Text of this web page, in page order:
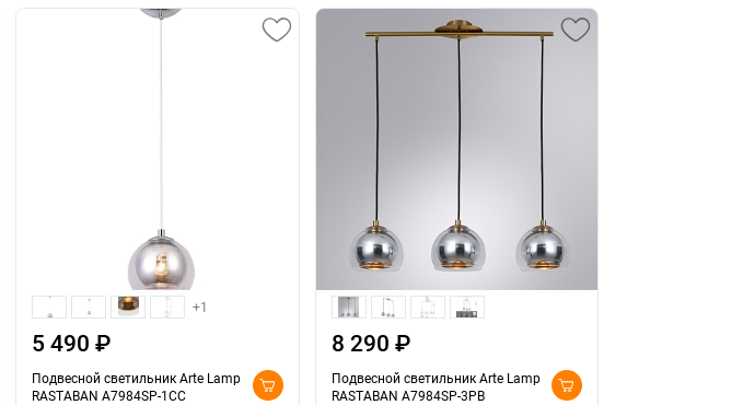
+1
5 490 ₽
Подвесной светильник Arte Lamp
RASTABAN A7984SP-1CC
8 290 ₽
Подвесной светильник Arte Lamp
RASTABAN A7984SP-3PB